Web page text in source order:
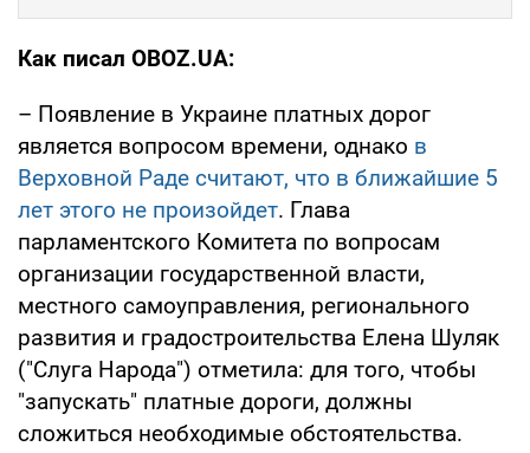
Как писал OBOZ.UA:
– Появление в Украине платных дорог
является вопросом времени, однако в
Верховной Раде считают, что в ближайшие 5
лет этого не произойдет. Глава
парламентского Комитета по вопросам
организации государственной власти,
местного самоуправления, регионального
развития и градостроительства Елена Шуляк
("Слуга Народа") отметила: для того, чтобы
"запускать" платные дороги, должны
сложиться необходимые обстоятельства.